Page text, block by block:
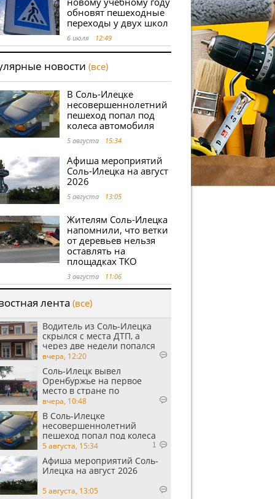
обновят пешеходные
переходы у двух школ
6 июля 12:49
новости (все)
В Соль-Илецке
несовершеннолетний
пешеход попал под
колеса автомобиля
5 августа 15:34
Афиша мероприятий
Соль-Илецка на август
2026
5 августа 13:05
Жителям Соль-Илецка
напомнили, что ветки
от деревьев нельзя
оставлять на
площадках ТКО
3 августа 11:06
лента (все)
Водитель из Соль-Илецка
скрылся с места ДТП, а
через две недели попался
пьяным
вчера, 12:20
Соль-Илецк вывел
Оренбуржье на первое
место в стране по
выращиванию арбузов
вчера, 10:48
В Соль-Илецке
несовершеннолетний
пешеход попал под колеса
автомобиля
5 августа, 15:34 1
Афиша мероприятий Соль-
Илецка на август 2026
5 августа, 13:05